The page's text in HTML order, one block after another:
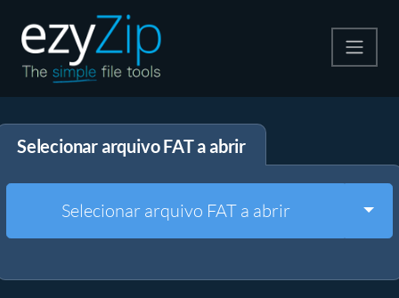
Descompactar
Outras Ferramentas
Selecionar arquivo FAT a abrir
Selecionar arquivo FAT a abrir